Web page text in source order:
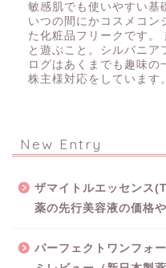
敏感肌でも使いやすい基
いつの間にかコスメコン
た化粧品フリークです。
と遊ぶこと。シルバニア
ログはあくまでも趣味の
株主様対応をしています。
New Entry
ザマイトルエッセンス
薬の先行美容液の価格
パーフェクトワンフォ